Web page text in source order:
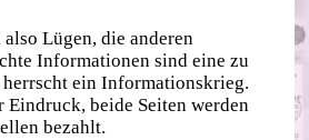
Lügen, die anderen
Informationen sind eine zu
herrscht ein Informationskrieg.
Eindruck, beide Seiten werden
bezahlt.